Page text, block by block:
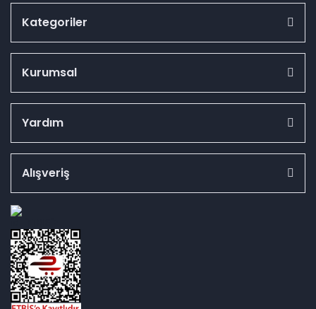
Kategoriler
Kurumsal
Yardım
Alışveriş